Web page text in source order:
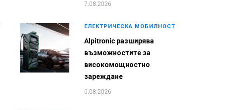
7.08.2026
ЕЛЕКТРИЧЕСКА МОБИЛНОСТ
Alpitronic разширява
възможностите за
високомощностно
зареждане
6.08.2026